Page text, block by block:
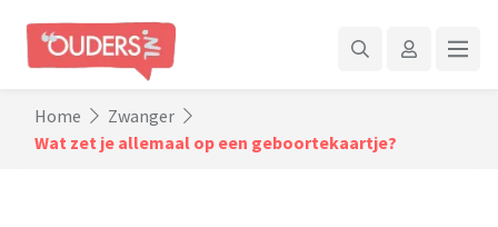
Home
Zwanger
Wat zet je allemaal op een geboortekaartje?